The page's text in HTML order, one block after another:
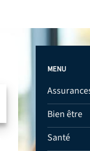
MENU
Bien être
Santé